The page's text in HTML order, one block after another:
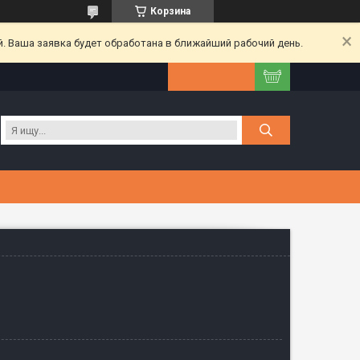
Корзина
заявка будет обработана в ближайший рабочий день.